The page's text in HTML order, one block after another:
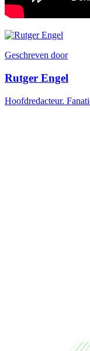
Geschreven door
Rutger Engel
Hoofdredacteur.